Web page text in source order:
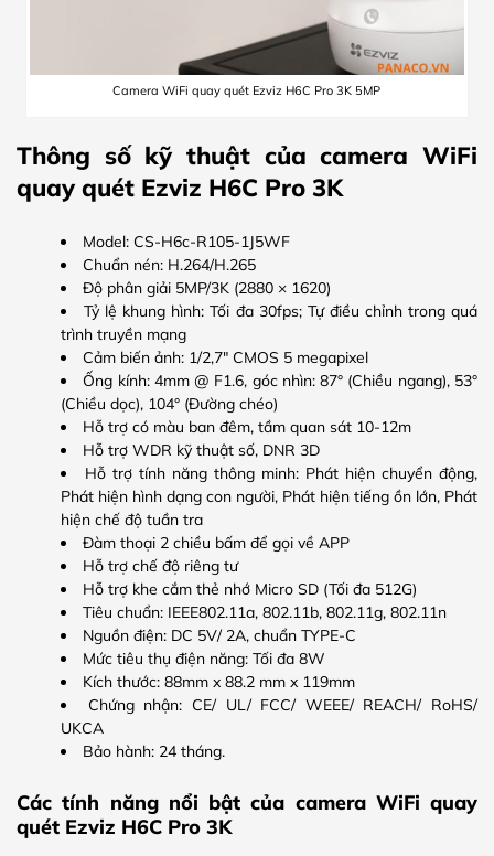
Camera WiFi quay quét Ezviz H6C Pro 3K 5MP
Thông số kỹ thuật của camera WiFi
quay quét Ezviz H6C Pro 3K
Model: CS-H6c-R105-1J5WF
Chuẩn nén: H.264/H.265
Độ phân giải 5MP/3K (2880 × 1620)
Tỷ lệ khung hình: Tối đa 30fps; Tự điều chỉnh trong quá
trình truyền mạng
Cảm biến ảnh: 1/2,7″ CMOS 5 megapixel
Ống kính: 4mm @ F1.6, góc nhìn: 87° (Chiều ngang), 53°
(Chiều dọc), 104° (Đường chéo)
Hỗ trợ có màu ban đêm, tầm quan sát 10-12m
Hỗ trợ WDR kỹ thuật số, DNR 3D
Hỗ trợ tính năng thông minh: Phát hiện chuyển động,
Phát hiện hình dạng con người, Phát hiện tiếng ồn lớn, Phát
hiện chế độ tuần tra
Đàm thoại 2 chiều bấm để gọi về APP
Hỗ trợ chế độ riêng tư
Hỗ trợ khe cắm thẻ nhớ Micro SD (Tối đa 512G)
Tiêu chuẩn: IEEE802.11a, 802.11b, 802.11g, 802.11n
Nguồn điện: DC 5V/ 2A, chuẩn TYPE-C
Mức tiêu thụ điện năng: Tối đa 8W
Kích thước: 88mm x 88.2 mm x 119mm
Chứng nhận: CE/ UL/ FCC/ WEEE/ REACH/ RoHS/
UKCA
Bảo hành: 24 tháng.
Các tính năng nổi bật của camera WiFi quay
quét Ezviz H6C Pro 3K